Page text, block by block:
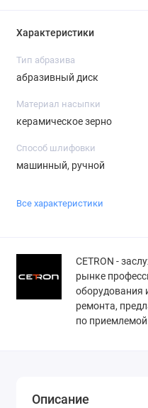
Характеристики
Тип абразива
абразивный диск
Материал насыпки
керамическое зерно
Способ шлифовки
машинный, ручной
Все характеристики
СETRON -
рынке
оборудования
ремонта,
по приемлемой
Описание